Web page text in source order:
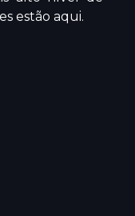
estão aqui.